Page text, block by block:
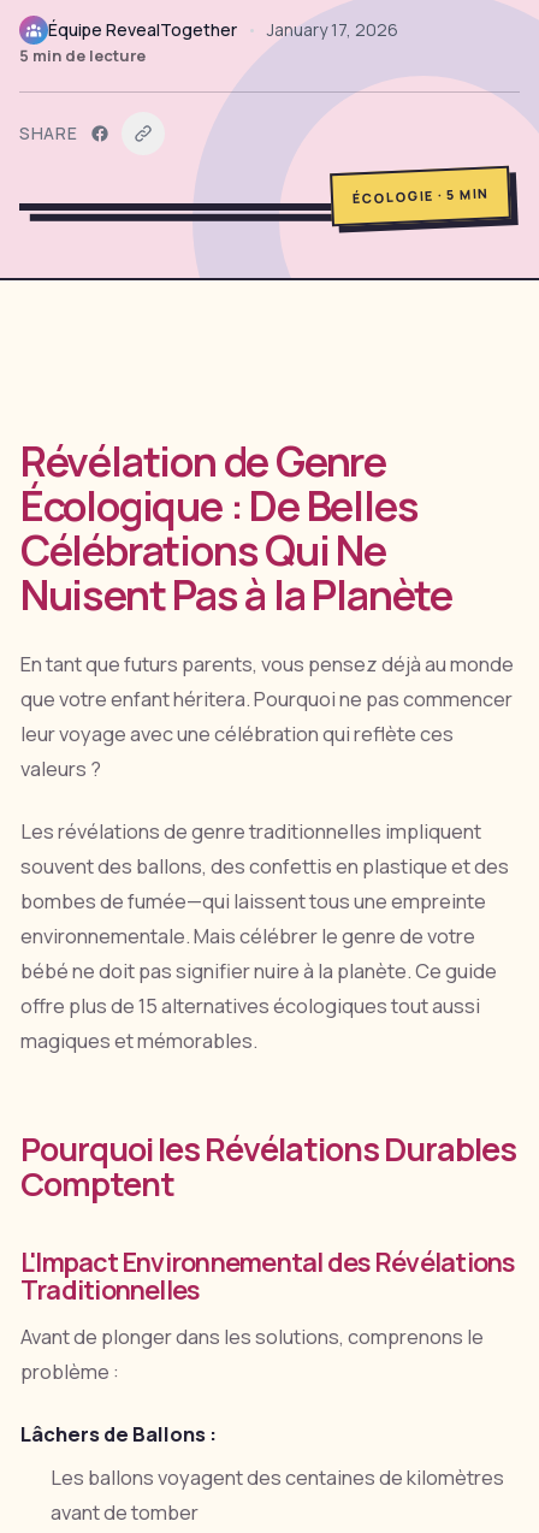
Commencer
FR 🇪🇸
Équipe RevealTogether • January 17, 2026
5 min de lecture
SHARE
ÉCOLOGIE ·5 MIN
Révélation de Genre
Écologique : De Belles
Célébrations Qui Ne
Nuisent Pas à la Planète
En tant que futurs parents, vous pensez déjà au monde
que votre enfant héritera. Pourquoi ne pas commencer
leur voyage avec une célébration qui reflète ces
valeurs ?
Les révélations de genre traditionnelles impliquent
souvent des ballons, des confettis en plastique et des
bombes de fumée—qui laissent tous une empreinte
environnementale. Mais célébrer le genre de votre
bébé ne doit pas signifier nuire à la planète. Ce guide
offre plus de 15 alternatives écologiques tout aussi
magiques et mémorables.
Pourquoi les Révélations Durables
Comptent
L'Impact Environnemental des Révélations
Traditionnelles
Avant de plonger dans les solutions, comprenons le
problème :
Lâchers de Ballons :
Les ballons voyagent des centaines de kilomètres
avant de tomber